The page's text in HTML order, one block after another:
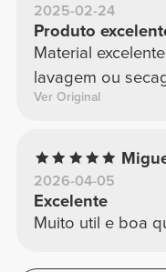
2025-02-24
Produto
Material
lavagem ou
Ver Original
2026-04-05
Excelente
Muito util e boa